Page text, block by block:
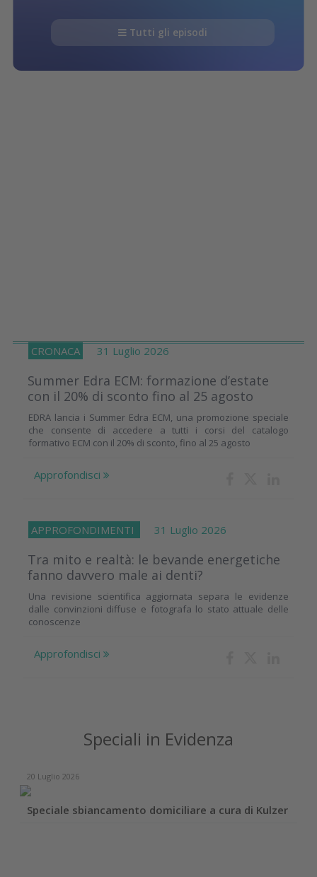
Tutti gli episodi
CRONACA 31 Luglio 2026
Summer Edra ECM: formazione d’estate
con il 20% di sconto fino al 25 agosto
EDRA lancia i Summer Edra ECM, una promozione speciale
che consente di accedere a tutti i corsi del catalogo
formativo ECM con il 20% di sconto, fino al 25 agosto
Approfondisci
APPROFONDIMENTI 31 Luglio 2026
Tra mito e realtà: le bevande energetiche
fanno davvero male ai denti?
Una revisione scientifica aggiornata separa le evidenze
dalle convinzioni diffuse e fotografa lo stato attuale delle
conoscenze
Approfondisci
Speciali in Evidenza
20 Luglio 2026
Speciale sbiancamento domiciliare a cura di Kulzer